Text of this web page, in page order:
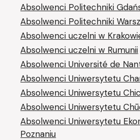
Absolwenci Politechniki
Absolwenci Politechniki
Absolwenci uczelni w
Absolwenci uczelni w Rumunii
Absolwenci Université de
Absolwenci Uniwersytetu
Absolwenci Uniwersytetu
Absolwenci Uniwersytetu
Absolwenci Uniwersytetu
Poznaniu